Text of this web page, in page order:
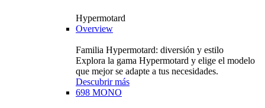
Hypermotard
Overview
Familia Hypermotard: diversión y estilo
Explora la gama Hypermotard y elige el modelo
que mejor se adapte a tus necesidades.
Descubrir más
698 MONO